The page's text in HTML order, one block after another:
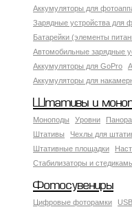
Аккумуляторы для
Зарядные устройства для
Батарейки (элементы
Автомобильные зарядные
Аккумуляторы для GoPro
Аккумуляторы для
Штативы и
Моноподы Уровни
Штативы
Чехлы для
Штативные площадки
Стабилизаторы и
Фотосувениры
Цифровые фоторамки